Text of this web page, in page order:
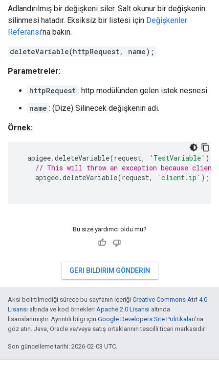
Adlandırılmış bir değişkeni siler. Salt okunur bir değişkenin
silinmesi hatadır. Eksiksiz bir listesi için Değişkenler
Referansı'na bakın.
deleteVariable(httpRequest, name);
Parametreler:
httpRequest : http modülünden gelen istek nesnesi.
name : (Dize) Silinecek değişkenin adı.
Örnek:
apigee.deleteVariable(request, 'TestVariable' );
// This will throw an exception because
apigee.deleteVariable(request, 'client.ip' );
Bu size yardımcı oldu mu?
GERI BILDIRIM GÖNDERIN
Aksi belirtilmediği sürece bu sayfanın içeriği Creative Commons Atıf 4.0
Lisansı altında ve kod örnekleri Apache 2.0 Lisansı altında
lisanslanmıştır. Ayrıntılı bilgi için Google Developers Site Politikaları'na
göz atın. Java, Oracle ve/veya satış ortaklarının tescilli ticari markasıdır.
Son güncelleme tarihi: 2026-02-03 UTC.